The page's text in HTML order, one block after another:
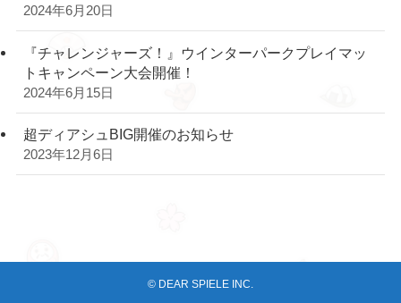
2024年6月20日
『チャレンジャーズ！』ウインターパークプレイマッ
トキャンペーン大会開催！
2024年6月15日
超ディアシュBIG開催のお知らせ
2023年12月6日
© DEAR SPIELE INC.